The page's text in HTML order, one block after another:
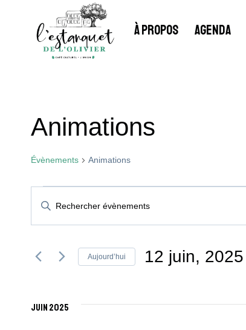
À PROPOS AGENDA
Animations
Évènements Animations
Évènements
Recherche
Navigation
De
Saisir
Rechercher
Évènements
Aujourd’hui 12 juin, 2025
date.
juin 2025